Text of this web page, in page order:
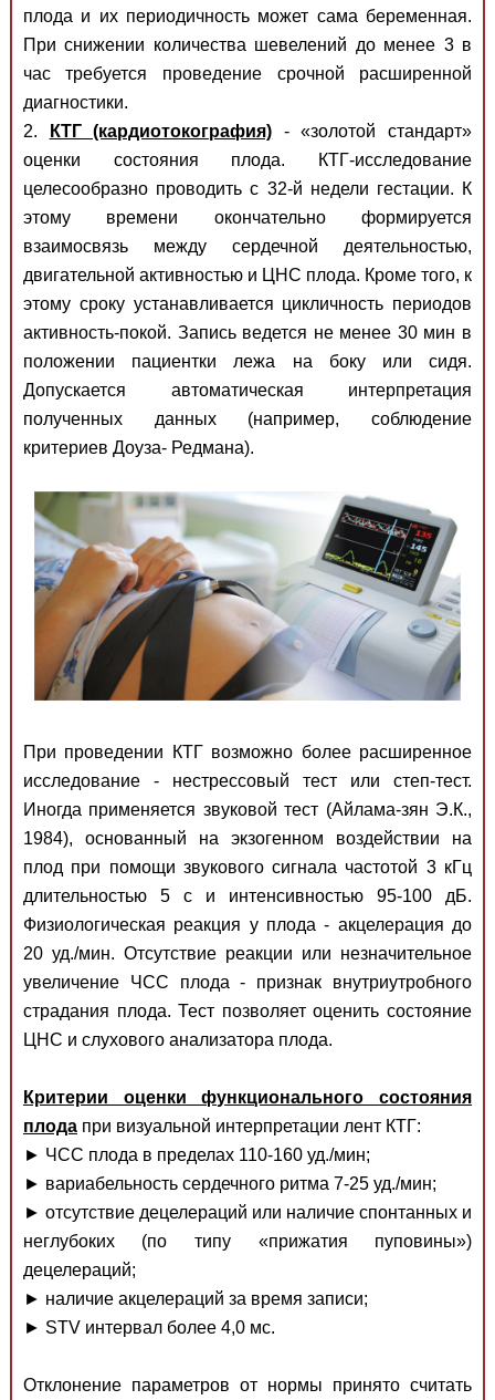
плода и их периодичность может сама беременная.
При снижении количества шевелений до менее 3 в
час требуется проведение срочной расширенной
диагностики.
2.
КТГ (кардиотокография) - «золотой стандарт»
оценки состояния плода. КТГ-исследование
целесообразно проводить с 32-й недели гестации. К
этому времени окончательно формируется
взаимосвязь между сердечной деятельностью,
двигательной активностью и ЦНС плода. Кроме того, к
этому сроку устанавливается цикличность периодов
активность-покой. Запись ведется не менее 30 мин в
положении пациентки лежа на боку или сидя.
Допускается автоматическая интерпретация
полученных данных (например, соблюдение
критериев Доуза- Редмана).
При проведении КТГ возможно более расширенное
исследование - нестрессовый тест или степ-тест.
Иногда применяется звуковой тест (Айлама-зян Э.К.,
1984), основанный на экзогенном воздействии на
плод при помощи звукового сигнала частотой 3 кГц
длительностью 5 с и интенсивностью 95-100 дБ.
Физиологическая реакция у плода - акцелерация до
20 уд./мин. Отсутствие реакции или незначительное
увеличение ЧСС плода - признак внутриутробного
страдания плода. Тест позволяет оценить состояние
ЦНС и слухового анализатора плода.
Критерии оценки функционального состояния
плодапри визуальной интерпретации лент КТГ:
► ЧСС плода в пределах 110-160 уд./мин;
► вариабельность сердечного ритма 7-25 уд./мин;
► отсутствие децелераций или наличие спонтанных и
неглубоких (по типу «прижатия пуповины»)
децелераций;
► наличие акцелераций за время записи;
► STV интервал более 4,0 мс.
Отклонение параметров от нормы принято считать